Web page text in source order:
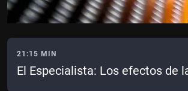
21:15 MIN
El Especialista: Los efectos de